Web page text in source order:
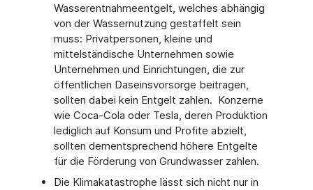
Wasserentnahmeentgelt, welches abhängig
von der Wassernutzung gestaffelt sein
muss: Privatpersonen, kleine und
mittelständische Unternehmen sowie
Unternehmen und Einrichtungen, die zur
öffentlichen Daseinsvorsorge beitragen,
sollten dabei kein Entgelt zahlen. Konzerne
wie Coca-Cola oder Tesla, deren Produktion
lediglich auf Konsum und Profite abzielt,
sollten dementsprechend höhere Entgelte
für die Förderung von Grundwasser zahlen.
Die Klimakatastrophe lässt sich nicht nur in